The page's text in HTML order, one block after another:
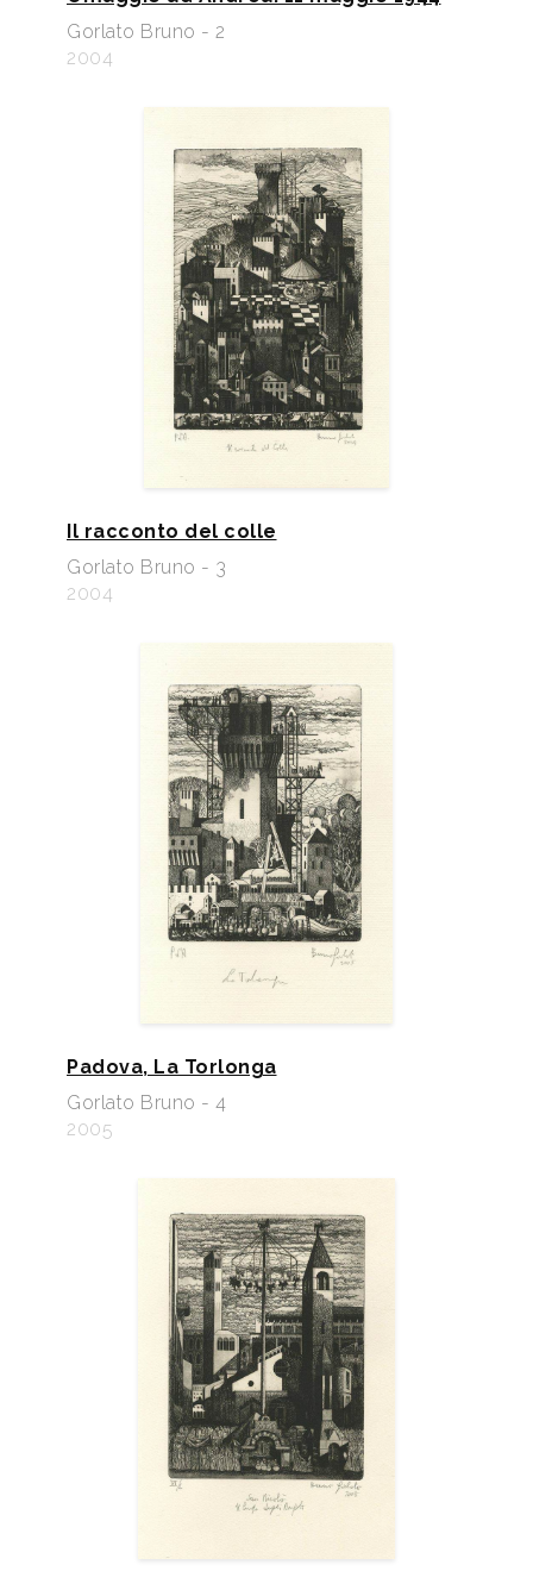
Gorlato Bruno - 2
2004
Il racconto del colle
Gorlato Bruno - 3
2004
Padova, La Torlonga
Gorlato Bruno - 4
2005